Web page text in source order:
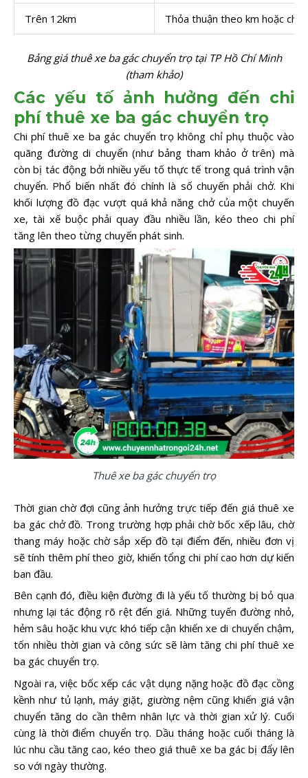
Trên 12km Thỏa thuận theo km hoặc
Bảng giá thuê xe ba gác chuyển trọ tại TP Hồ Chí Minh
(tham khảo)
Các yếu tố ảnh hưởng đến chi
phí thuê xe ba gác chuyển trọ
Chi phí thuê xe ba gác chuyển trọ không chỉ phụ thuộc vào
quãng đường di chuyển (như bảng tham khảo ở trên) mà
còn bị tác động bởi nhiều yếu tố thực tế trong quá trình vận
chuyển. Phổ biến nhất đó chính là số chuyến phải chở. Khi
khối lượng đồ đạc vượt quá khả năng chở của một chuyến
xe, tài xế buộc phải quay đầu nhiều lần, kéo theo chi phí
tăng lên theo từng chuyến phát sinh.
Thuê xe ba gác chuyển trọ
Thời gian chờ đợi cũng ảnh hưởng trực tiếp đến giá thuê xe
ba gác chở đồ. Trong trường hợp phải chờ bốc xếp lâu, chờ
thang máy hoặc chờ sắp xếp đồ tại điểm đến, nhiều đơn vị
sẽ tính thêm phí theo giờ, khiến tổng chi phí cao hơn dự kiến
ban đầu.
Bên cạnh đó, điều kiện đường đi là yếu tố thường bị bỏ qua
nhưng lại tác động rõ rệt đến giá. Những tuyến đường nhỏ,
hẻm sâu hoặc khu vực khó tiếp cận khiến xe di chuyển chậm,
tốn nhiều thời gian và công sức sẽ làm tăng chi phí thuê xe
ba gác chuyển trọ.
Ngoài ra, việc bốc xếp các vật dụng nặng hoặc đồ đạc cồng
kềnh như tủ lạnh, máy giặt, giường nệm cũng khiến giá vận
chuyển tăng do cần thêm nhân lực và thời gian xử lý. Cuối
cùng là thời điểm chuyển trọ. Dầu tháng hoặc cuối tháng là
lúc nhu cầu tăng cao, kéo theo giá thuê xe ba gác bị đẩy lên
so với ngày thường.